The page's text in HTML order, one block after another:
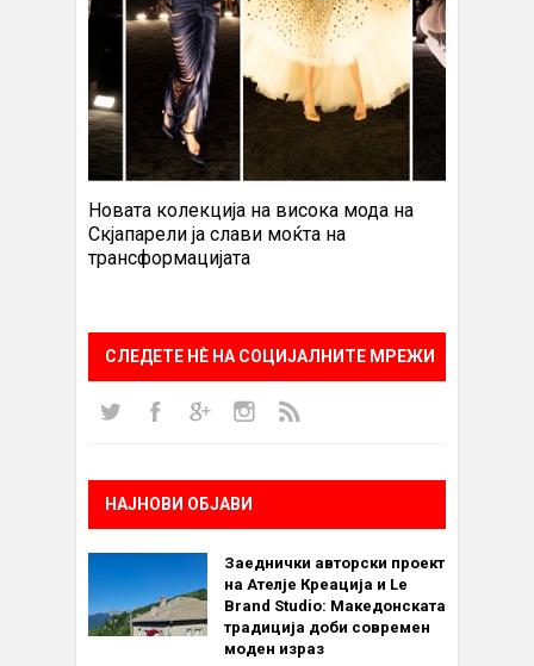
Новата колекција на висока мода на
Скјапарели ја слави моќта на
трансформацијата
СЛЕДЕТЕ НÈ НА СОЦИЈАЛНИТЕ МРЕЖИ
НАЈНОВИ ОБЈАВИ
Заеднички авторски проект
на Ателје Креација и Le
Brand Studio: Македонската
традиција доби современ
моден израз